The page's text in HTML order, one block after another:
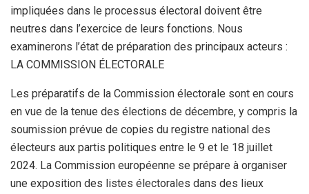
impliquées dans le processus électoral doivent être
neutres dans l’exercice de leurs fonctions. Nous
examinerons l’état de préparation des principaux acteurs :
LA COMMISSION ÉLECTORALE
Les préparatifs de la Commission électorale sont en cours
en vue de la tenue des élections de décembre, y compris la
soumission prévue de copies du registre national des
électeurs aux partis politiques entre le 9 et le 18 juillet
2024. La Commission européenne se prépare à organiser
une exposition des listes électorales dans des lieux